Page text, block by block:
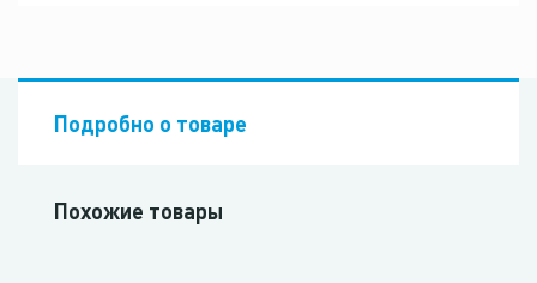
Подробно о товаре
Похожие товары